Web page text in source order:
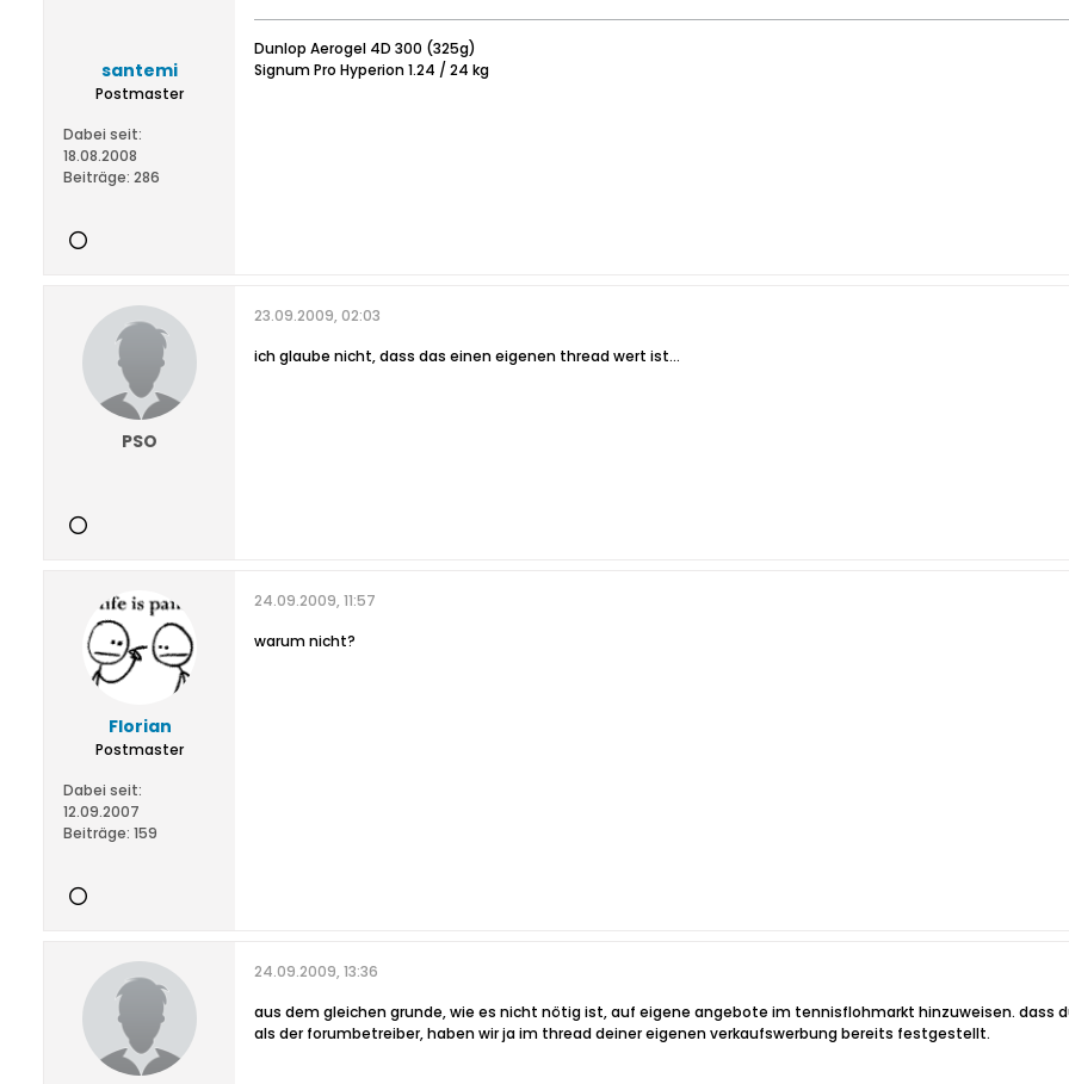
santemi
Postmaster
Dabei seit:
18.08.2008
Beiträge: 286
Dunlop Aerogel 4D 300 (325g)
Signum Pro Hyperion 1.24 / 24 kg
PSO
23.09.2009, 02:03
ich glaube nicht, dass das einen eigenen thread wert ist...
Florian
Postmaster
Dabei seit:
12.09.2007
Beiträge: 159
24.09.2009, 11:57
warum nicht?
24.09.2009, 13:36
aus dem gleichen grunde, wie es nicht nötig ist, auf eigene angebote im tennisflohmarkt hinzuweisen. dass
als der forumbetreiber, haben wir ja im thread deiner eigenen verkaufswerbung bereits festgestellt.